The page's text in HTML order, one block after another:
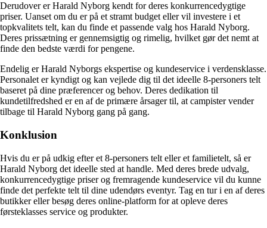
Derudover er Harald Nyborg kendt for deres konkurrencedygtige
priser. Uanset om du er på et stramt budget eller vil investere i et
topkvalitets telt, kan du finde et passende valg hos Harald Nyborg.
Deres prissætning er gennemsigtig og rimelig, hvilket gør det nemt at
finde den bedste værdi for pengene.
Endelig er Harald Nyborgs ekspertise og kundeservice i verdensklasse.
Personalet er kyndigt og kan vejlede dig til det ideelle 8-personers telt
baseret på dine præferencer og behov. Deres dedikation til
kundetilfredshed er en af de primære årsager til, at campister vender
tilbage til Harald Nyborg gang på gang.
Konklusion
Hvis du er på udkig efter et 8-personers telt eller et familietelt, så er
Harald Nyborg det ideelle sted at handle. Med deres brede udvalg,
konkurrencedygtige priser og fremragende kundeservice vil du kunne
finde det perfekte telt til dine udendørs eventyr. Tag en tur i en af deres
butikker eller besøg deres online-platform for at opleve deres
førsteklasses service og produkter.